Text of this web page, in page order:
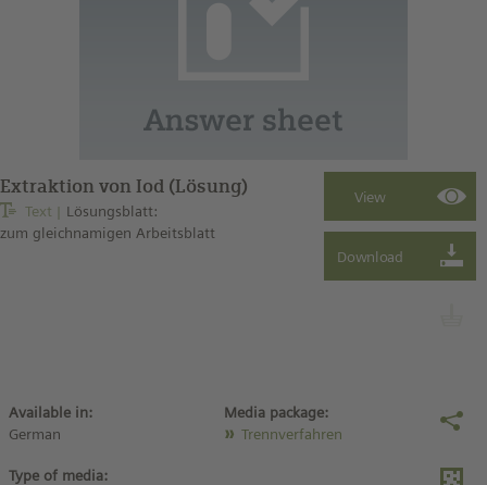
Extraktion von Iod (Lösung)
Text
Lösungsblatt:
zum gleichnamigen Arbeitsblatt
Available in:
German
Type of media:
Media package:
Trennverfahren